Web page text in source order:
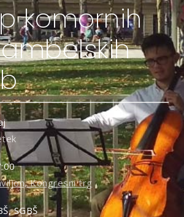
komornih
Kongresni trg
SGBŠ